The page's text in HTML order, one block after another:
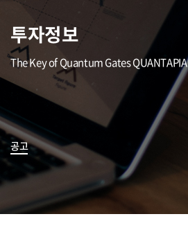
투자정보
The Key of Quantum Gates QUANTAPIA
공고